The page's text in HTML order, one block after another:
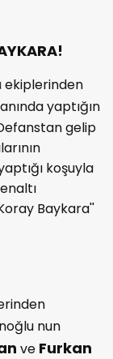
ekiplerinden
yaptığın
gelip
koşuyla
Baykara''
nun
ve Furkan